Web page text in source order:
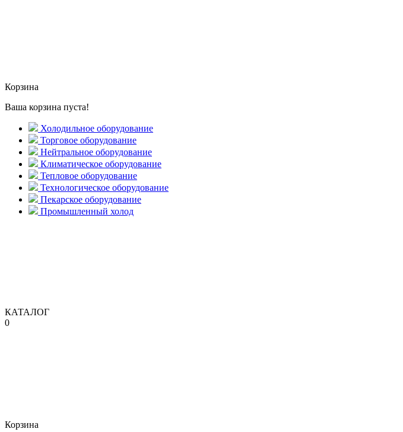
Корзина
Ваша корзина пуста!
Холодильное оборудование
Торговое оборудование
Нейтральное оборудование
Климатическое оборудование
Тепловое оборудование
Технологическое оборудование
Пекарское оборудование
Промышленный холод
КАТАЛОГ
0
Корзина